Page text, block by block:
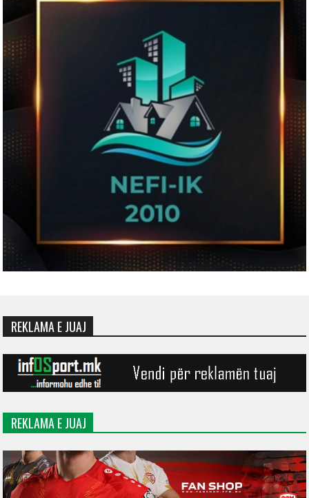
REKLAMA E JUAJ
REKLAMA E JUAJ